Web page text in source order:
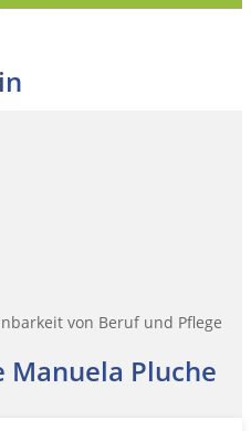
von Beruf und Pflege
Manuela Pluche